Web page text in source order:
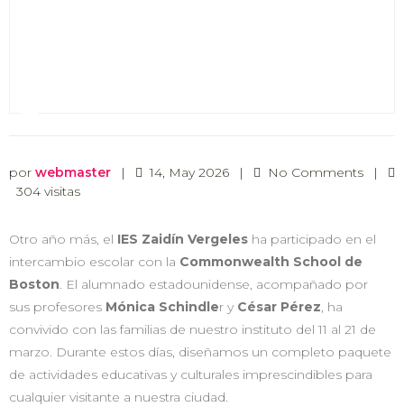
por webmaster | 14, May 2026 | No Comments
|
304 visitas
Otro año más, el IES Zaidín Vergeles ha participado en el
intercambio escolar con la Commonwealth School de
Boston . El alumnado estadounidense, acompañado por
sus profesores Mónica Schindler y César Pérez , ha
convivido con las familias de nuestro instituto del 11 al 21 de
marzo. Durante estos días, diseñamos un completo paquete
de actividades educativas y culturales imprescindibles para
cualquier visitante a nuestra ciudad.